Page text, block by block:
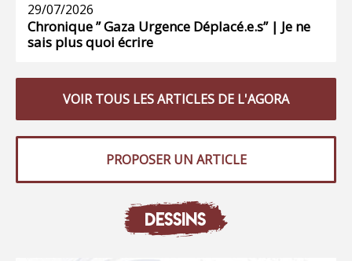
29/07/2026
Chronique ” Gaza Urgence Déplacé.e.s” | Je ne
sais plus quoi écrire
VOIR TOUS LES ARTICLES DE L'AGORA
PROPOSER UN ARTICLE
DESSINS